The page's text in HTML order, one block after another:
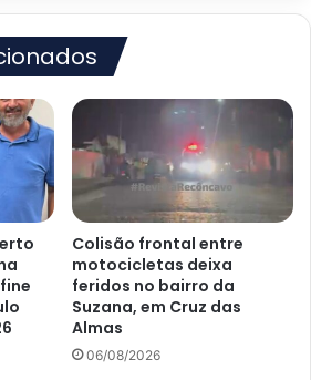
Colisão frontal entre
motocicletas deixa
feridos no bairro da
Suzana, em Cruz das
Almas
06/08/2026